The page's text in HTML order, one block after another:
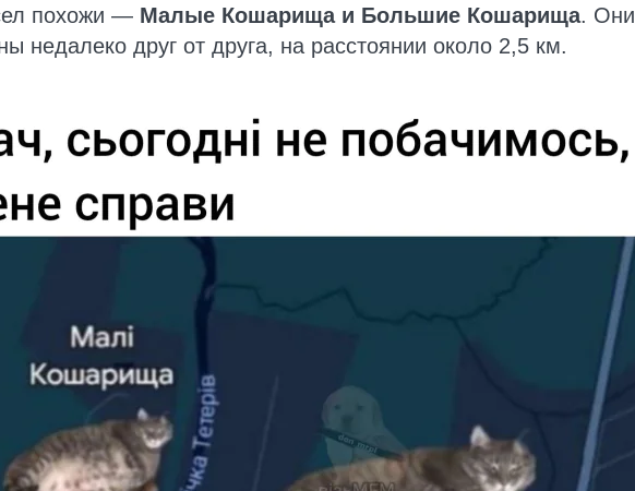
похожи — Малые Кошарища и Большие Кошарища. Они
недалеко друг от друга, на расстоянии около 2,5 км.